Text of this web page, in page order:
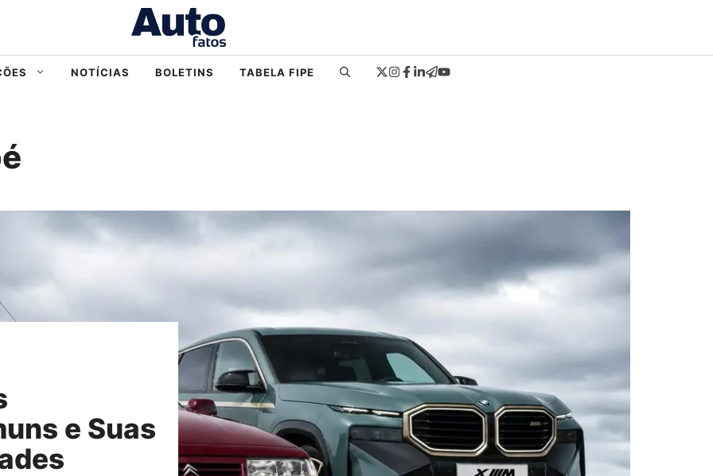
NOTÍCIAS BOLETINS TABELA FIPE
e Suas